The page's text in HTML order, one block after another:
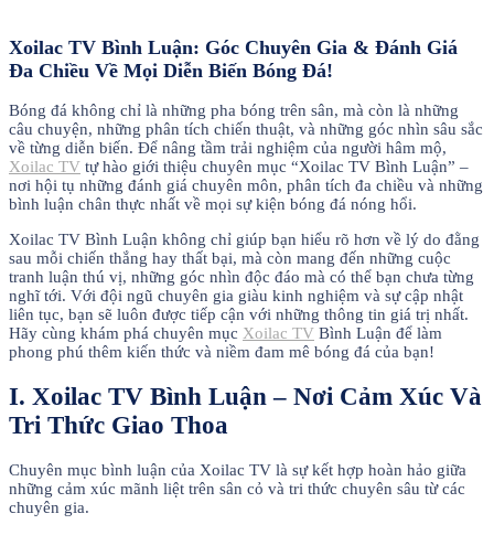
Xoilac TV Bình Luận: Góc Chuyên Gia & Đánh Giá
Đa Chiều Về Mọi Diễn Biến Bóng Đá!
Bóng đá không chỉ là những pha bóng trên sân, mà còn là những
câu chuyện, những phân tích chiến thuật, và những góc nhìn sâu sắc
về từng diễn biến. Để nâng tầm trải nghiệm của người hâm mộ,
Xoilac TV tự hào giới thiệu chuyên mục “Xoilac TV Bình Luận” –
nơi hội tụ những đánh giá chuyên môn, phân tích đa chiều và những
bình luận chân thực nhất về mọi sự kiện bóng đá nóng hổi.
Xoilac TV Bình Luận không chỉ giúp bạn hiểu rõ hơn về lý do đằng
sau mỗi chiến thắng hay thất bại, mà còn mang đến những cuộc
tranh luận thú vị, những góc nhìn độc đáo mà có thể bạn chưa từng
nghĩ tới. Với đội ngũ chuyên gia giàu kinh nghiệm và sự cập nhật
liên tục, bạn sẽ luôn được tiếp cận với những thông tin giá trị nhất.
Hãy cùng khám phá chuyên mục Xoilac TV Bình Luận để làm
phong phú thêm kiến thức và niềm đam mê bóng đá của bạn!
I. Xoilac TV Bình Luận – Nơi Cảm Xúc Và
Tri Thức Giao Thoa
Chuyên mục bình luận của Xoilac TV là sự kết hợp hoàn hảo giữa
những cảm xúc mãnh liệt trên sân cỏ và tri thức chuyên sâu từ các
chuyên gia.